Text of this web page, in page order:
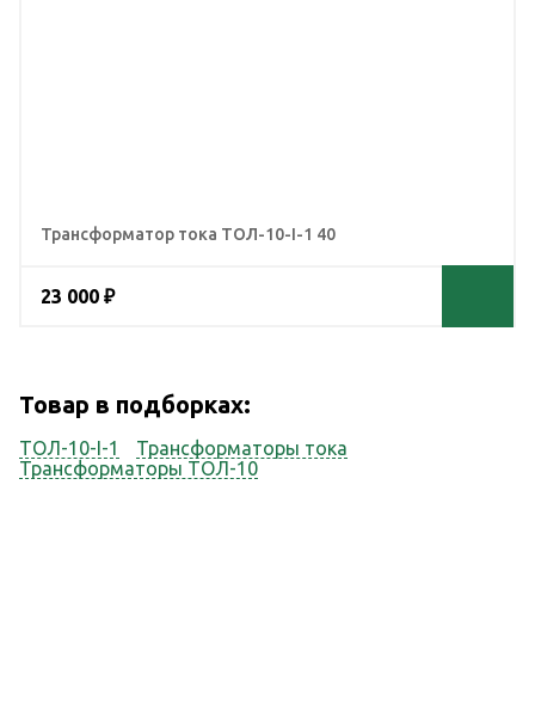
Трансформатор тока ТОЛ-10-I-1 40
23 000 ₽
Товар в подборках:
ТОЛ-10-I-1
Трансформаторы тока
Трансформаторы ТОЛ-10